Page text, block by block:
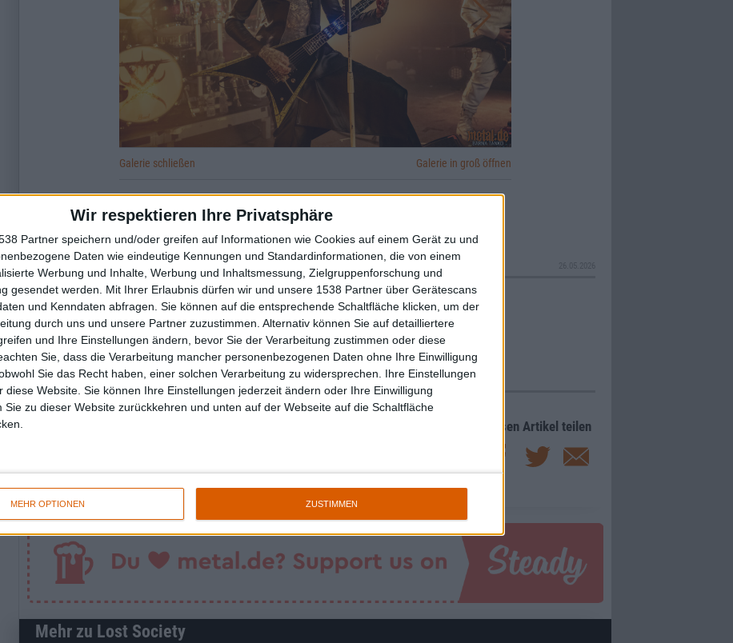
Wir respektieren Ihre Privatsphäre
Partner speichern und/oder greifen auf Informationen wie Cookies auf einem Gerät zu und
Daten wie eindeutige Kennungen und Standardinformationen, die von einem
Werbung und Inhalte, Werbung und Inhaltsmessung, Zielgruppenforschung und
gesendet werden.
Mit Ihrer Erlaubnis dürfen wir und unsere 1538 Partner über Gerätescans
und Kenndaten abfragen. Sie können auf die entsprechende Schaltfläche klicken, um der
durch uns und unsere Partner zuzustimmen. Alternativ können Sie auf detailliertere
und Ihre Einstellungen ändern, bevor Sie der Verarbeitung zustimmen oder diese
Sie, dass die Verarbeitung mancher personenbezogenen Daten ohne Ihre Einwilligung
Sie das Recht haben, einer solchen Verarbeitung zu widersprechen. Ihre Einstellungen
diese Website. Sie können Ihre Einstellungen jederzeit ändern oder Ihre Einwilligung
Sie zu dieser Website zurückkehren und unten auf der Webseite auf die Schaltfläche
MEHR OPTIONEN ZUSTIMMEN
Galerie schließen Galerie in groß öffnen
Zur Startseite
Ore Biho
Diesen Artikel teilen
Mehr zu Lost Society